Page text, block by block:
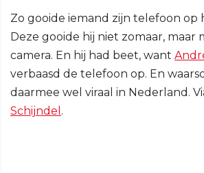
Zo gooide iemand zijn telefoon op
Deze gooide hij niet zomaar, maar
camera. En hij had beet, want
verbaasd de telefoon op. En
daarmee wel viraal in Nederland.
Schijndel .